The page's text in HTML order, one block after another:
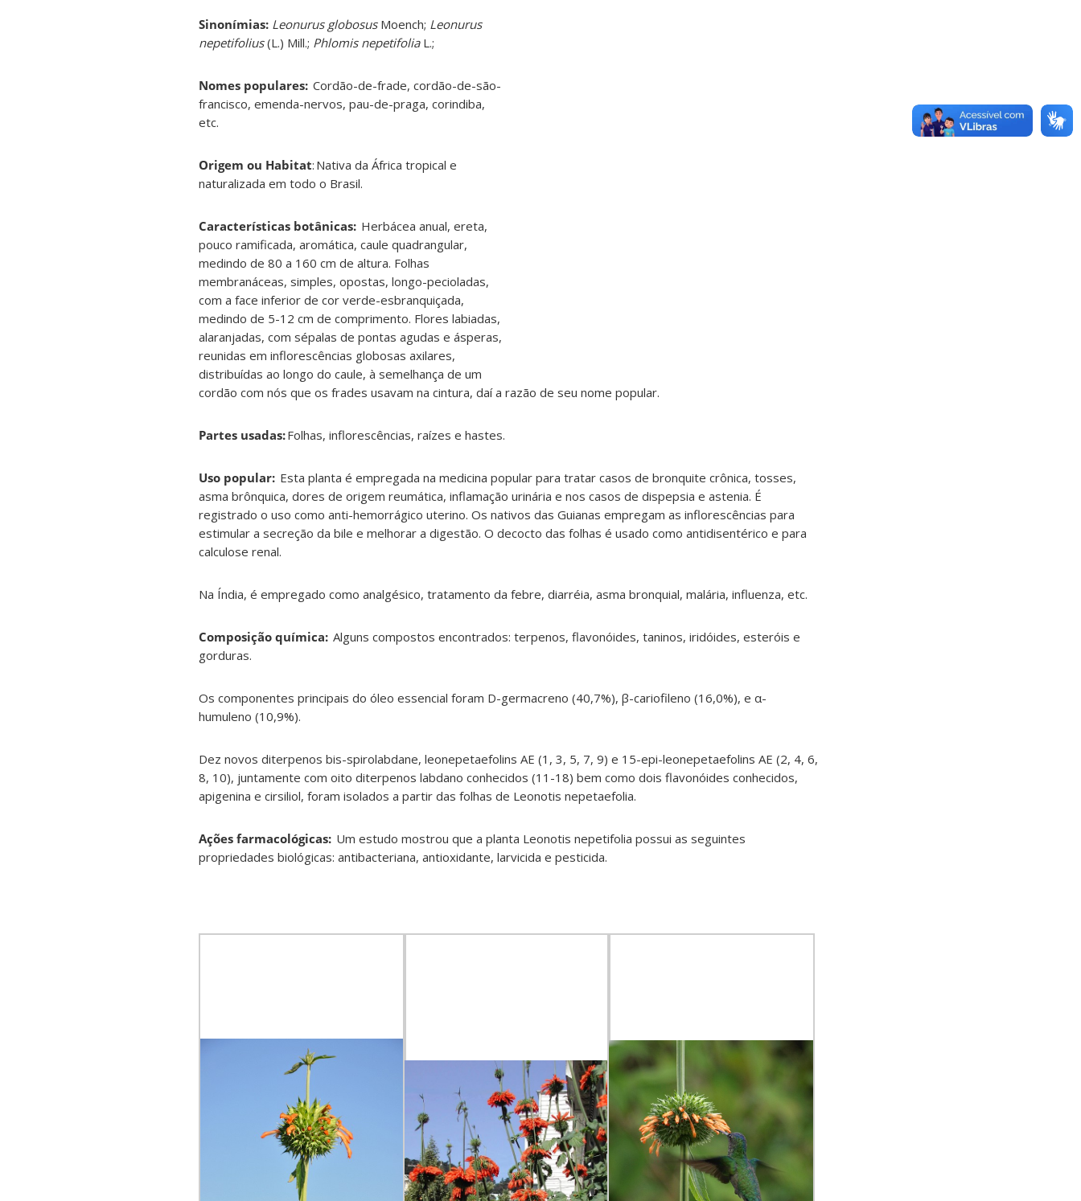
Sinonímias: Leonurus globosusMoench; Leonurus
nepetifolius(L.) Mill.; Phlomis nepetifoliaL.;
Nomes populares: Cordão-de-frade, cordão-de-são-
francisco, emenda-nervos, pau-de-praga, corindiba,
etc.
Origem ou Habitat: Nativa da África tropical e
naturalizada em todo o Brasil.
Características botânicas: Herbácea anual, ereta,
pouco ramificada, aromática, caule quadrangular,
medindo de 80 a 160 cm de altura. Folhas
membranáceas, simples, opostas, longo-pecioladas,
com a face inferior de cor verde-esbranquiçada,
medindo de 5-12 cm de comprimento. Flores labiadas,
alaranjadas, com sépalas de pontas agudas e ásperas,
reunidas em inflorescências globosas axilares,
distribuídas ao longo do caule, à semelhança de um
cordão com nós que os frades usavam na cintura, daí a razão de seu nome popular.
Partes usadas:Folhas, inflorescências, raízes e hastes.
Uso popular: Esta planta é empregada na medicina popular para tratar casos de bronquite crônica, tosses,
asma brônquica, dores de origem reumática, inflamação urinária e nos casos de dispepsia e astenia. É
registrado o uso como anti-hemorrágico uterino. Os nativos das Guianas empregam as inflorescências para
estimular a secreção da bile e melhorar a digestão. O decocto das folhas é usado como antidisentérico e para
calculose renal.
Na Índia, é empregado como analgésico, tratamento da febre, diarréia, asma bronquial, malária, influenza, etc.
Composição química: Alguns compostos encontrados: terpenos, flavonóides, taninos, iridóides, esteróis e
gorduras.
Os componentes principais do óleo essencial foram D-germacreno (40,7%), β-cariofileno (16,0%), e α-
humuleno (10,9%).
Dez novos diterpenos bis-spirolabdane, leonepetaefolins AE (1, 3, 5, 7, 9) e 15-epi-leonepetaefolins AE (2, 4, 6,
8, 10), juntamente com oito diterpenos labdano conhecidos (11-18) bem como dois flavonóides conhecidos,
apigenina e cirsiliol, foram isolados a partir das folhas de Leonotis nepetaefolia.
Ações farmacológicas: Um estudo mostrou que a planta Leonotis nepetifolia possui as seguintes
propriedades biológicas: antibacteriana, antioxidante, larvicida e pesticida.